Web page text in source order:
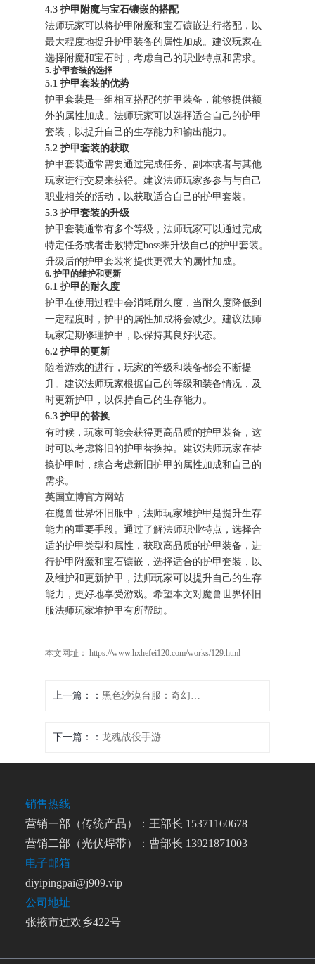
4.3 护甲附魔与宝石镶嵌的搭配
法师玩家可以将护甲附魔和宝石镶嵌进行搭配，以
最大程度地提升护甲装备的属性加成。建议玩家在
选择附魔和宝石时，考虑自己的职业特点和需求。
5. 护甲套装的选择
5.1 护甲套装的优势
护甲套装是一组相互搭配的护甲装备，能够提供额
外的属性加成。法师玩家可以选择适合自己的护甲
套装，以提升自己的生存能力和输出能力。
5.2 护甲套装的获取
护甲套装通常需要通过完成任务、副本或者与其他
玩家进行交易来获得。建议法师玩家多参与与自己
职业相关的活动，以获取适合自己的护甲套装。
5.3 护甲套装的升级
护甲套装通常有多个等级，法师玩家可以通过完成
特定任务或者击败特定boss来升级自己的护甲套装。
升级后的护甲套装将提供更强大的属性加成。
6. 护甲的维护和更新
6.1 护甲的耐久度
护甲在使用过程中会消耗耐久度，当耐久度降低到
一定程度时，护甲的属性加成将会减少。建议法师
玩家定期修理护甲，以保持其良好状态。
6.2 护甲的更新
随着游戏的进行，玩家的等级和装备都会不断提
升。建议法师玩家根据自己的等级和装备情况，及
时更新护甲，以保持自己的生存能力。
6.3 护甲的替换
有时候，玩家可能会获得更高品质的护甲装备，这
时可以考虑将旧的护甲替换掉。建议法师玩家在替
换护甲时，综合考虑新旧护甲的属性加成和自己的
需求。
英国立博官方网站
在魔兽世界怀旧服中，法师玩家堆护甲是提升生存
能力的重要手段。通过了解法师职业特点，选择合
适的护甲类型和属性，获取高品质的护甲装备，进
行护甲附魔和宝石镶嵌，选择适合的护甲套装，以
及维护和更新护甲，法师玩家可以提升自己的生存
能力，更好地享受游戏。希望本文对魔兽世界怀旧
服法师玩家堆护甲有所帮助。
本文网址： https://www.hxhefei120.com/works/129.html
上一篇： 黑色沙漠台服：奇幻大世界，勇者征途开启
下一篇： 龙魂战役手游
销售热线
营销一部（传统产品）：王部长 15371160678
营销二部（光伏焊带）：曹部长 13921871003
电子邮箱
diyipingpai@j909.vip
公司地址
张掖市过欢乡422号